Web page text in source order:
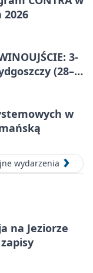
2026
3-
(28–
w
wydarzenia
na Jeziorze